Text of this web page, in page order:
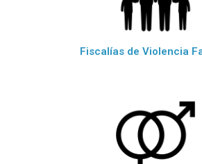
Fiscalías de Violencia